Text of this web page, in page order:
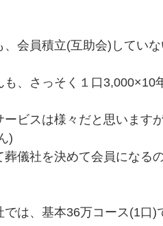
、会員積立(互助会)してい
も、さっそく１口3,000×10
ービスは様々だと思います
)
葬儀社を決めて会員になる
では、基本36万コース(1口